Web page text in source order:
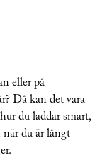
eller på
Då kan det vara
du laddar smart,
när du är långt